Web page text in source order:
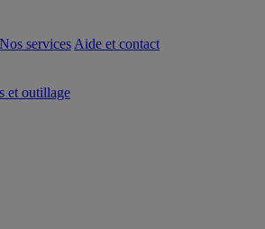
outillage